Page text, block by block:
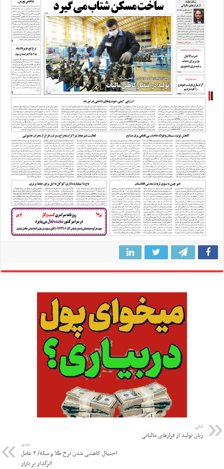
قبلی
زیان تولید از فرارهای مالیاتی
بعدی
احتمال کاهشی شدن نرخ طلا و سکه/ ۳ عامل
اثرگذار بر بازار